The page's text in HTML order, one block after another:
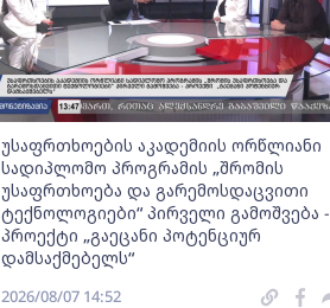
უსაფრთხოების აკადემიის ორწლიანი
სადიპლომო პროგრამის „შრომის
უსაფრთხოება და გარემოსდაცვითი
ტექნოლოგიები“ პირველი გამოშვება -
პროექტი „გაეცანი პოტენციურ
დამსაქმებელს“
2026/08/07 14:52